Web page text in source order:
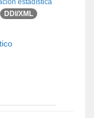
estadística
DDI/XML